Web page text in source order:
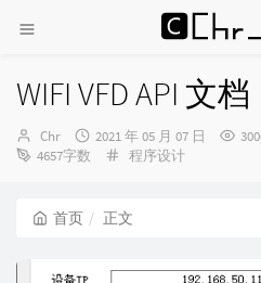
WIFI VFD API 文档
博
主：
Chr
发
布
2021 年 05 月 07 日
4657字数
分
程序设计
首页 正文